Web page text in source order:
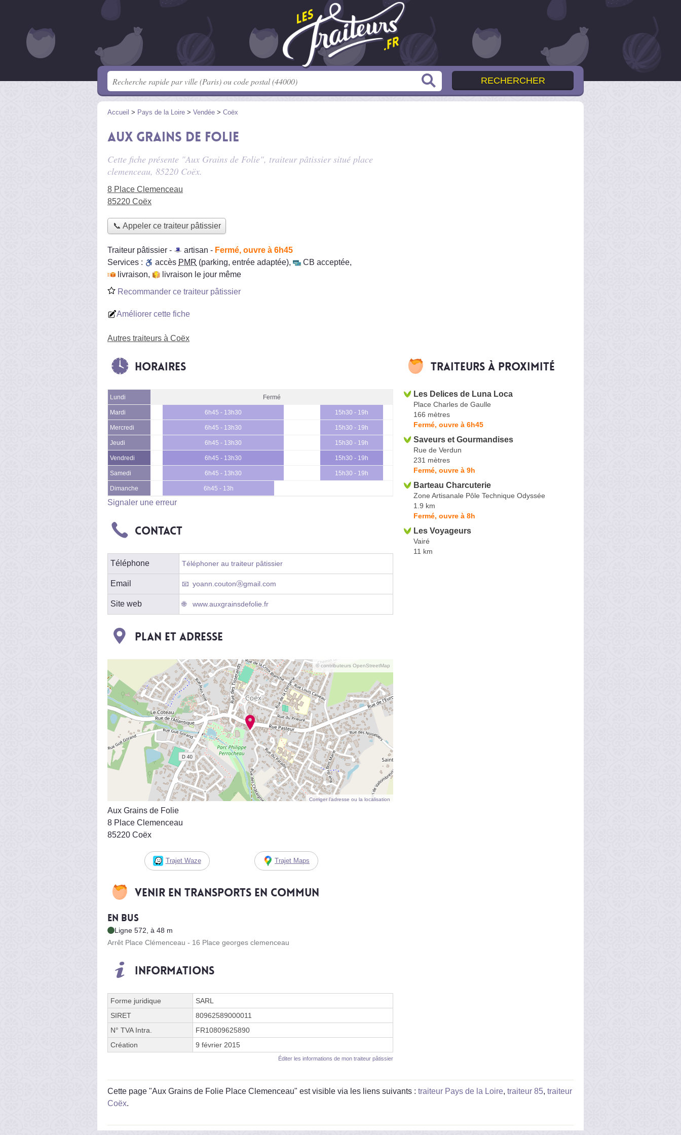
Accueil > Pays de la Loire > Vendée > Coëx
Aux Grains de Folie
Cette fiche présente "Aux Grains de Folie", traiteur pâtissier situé place
clemenceau, 85220 Coëx.
8 Place Clemenceau
85220 Coëx
📞 Appeler ce traiteur pâtissier
Traiteur pâtissier - artisan - Fermé, ouvre à 6h45
Services :
accès PMR (parking, entrée adaptée), CB acceptée,
livraison,
livraison le jour même
Recommander ce traiteur pâtissier
Améliorer cette fiche
Autres traiteurs à Coëx
Horaires
Lundi Fermé
Mardi 6h45 - 13h30 15h30 - 19h
Mercredi 6h45 - 13h30 15h30 - 19h
Jeudi 6h45 - 13h30 15h30 - 19h
Vendredi 6h45 - 13h30 15h30 - 19h
Samedi 6h45 - 13h30 15h30 - 19h
Dimanche 6h45 - 13h
Signaler une erreur
Contact
Téléphone Téléphoner au traiteur pâtissier
Email yoann.coutonⓐgmail.com
Site web www.auxgrainsdefolie.fr
Plan et adresse
© contributeurs OpenStreetMap
Corriger l’adresse ou la localisation
Aux Grains de Folie
8 Place Clemenceau
85220 Coëx
Trajet Waze Trajet Maps
Venir en transports en commun
En bus
Ligne 572, à 48 m
Arrêt Place Clémenceau - 16 Place georges clemenceau
Informations
Forme juridique
SARL
SIRET
80962589000011
N° TVA Intra.
FR10809625890
Création
9 février 2015
Éditer les informations de mon traiteur pâtissier
Traiteurs à proximité
Les Delices de Luna Loca
Place Charles de Gaulle
166 mètres
Fermé, ouvre à 6h45
Saveurs et Gourmandises
Rue de Verdun
231 mètres
Fermé, ouvre à 9h
Barteau Charcuterie
Zone Artisanale Pôle Technique Odyssée
1.9 km
Fermé, ouvre à 8h
Les Voyageurs
Vairé
11 km
Cette page "Aux Grains de Folie Place Clemenceau" est visible via les liens suivants : traiteur Pays de la Loire, traiteur 85, traiteur
Coëx.